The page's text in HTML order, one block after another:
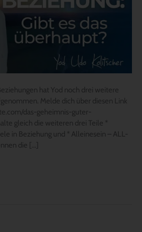
hat Yod noch drei weitere
Melde dich über diesen Link
das-geheimnis-guter-
gleich die weiteren drei Teile *
in Beziehung und * Alleinesein – ALL-
die […]